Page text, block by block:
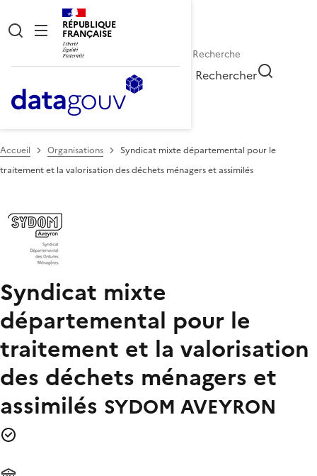
RÉPUBLIQUE
FRANÇAISE
Rechercher
Accueil Organisations
Syndicat mixte départemental pour le
traitement et la valorisation des déchets ménagers et assimilés
Syndicat mixte
départemental pour le
traitement et la valorisation
des déchets ménagers et
assimilés SYDOM AVEYRON